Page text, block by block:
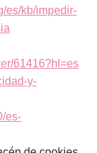
es/kb/impedir-
61416?hl=es
y-
es-